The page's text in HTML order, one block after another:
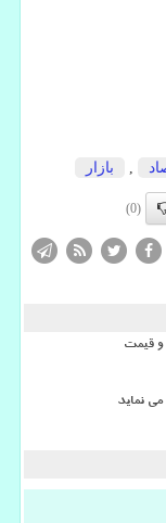
بازار
(0)
و قیمت
نماید